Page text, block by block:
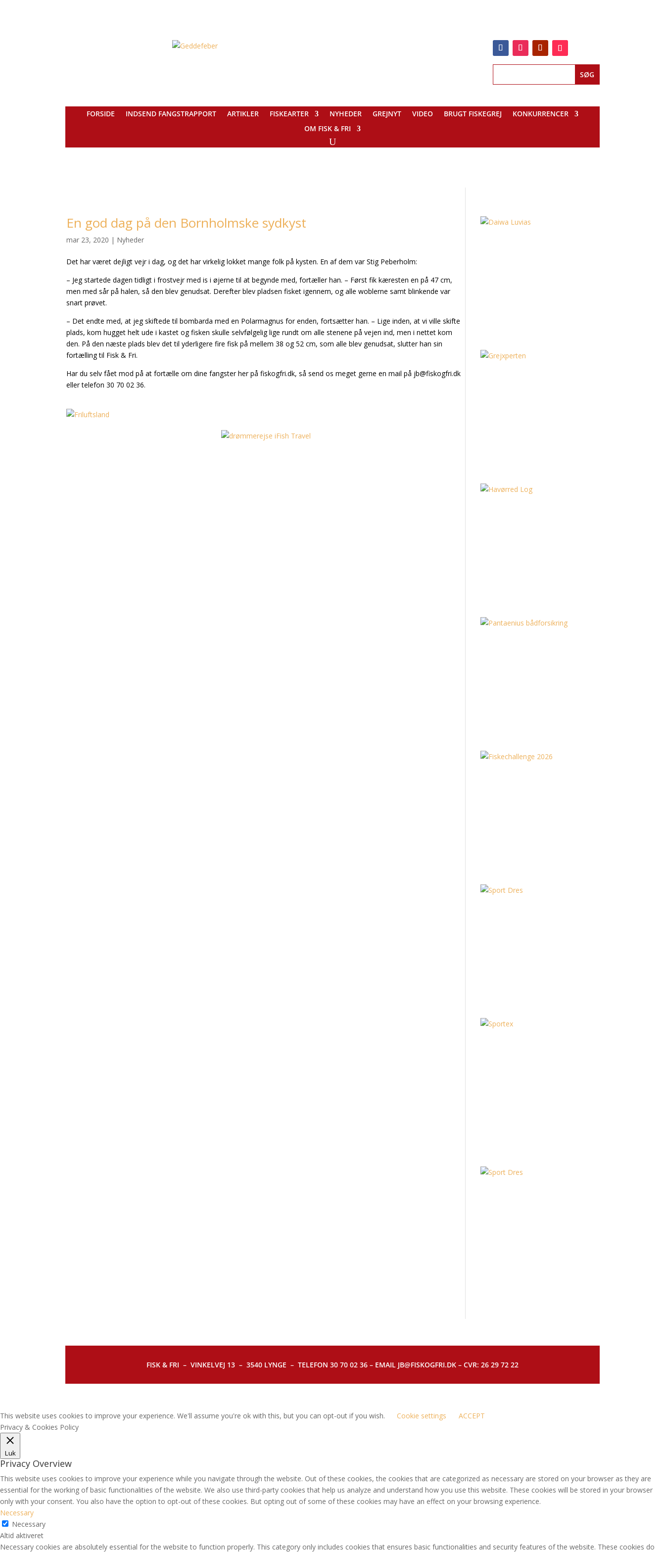
FORSIDE INDSEND FANGSTRAPPORT ARTIKLER FISKEARTER NYHEDER GREJNYT VIDEO BRUGT FISKEGREJ
KONKURRENCER
En god dag på den Bornholmske sydkyst
Det har været dejligt vejr i dag, og det har virkelig lokket mange folk på kysten. En af dem var Stig Peberholm:
men med sår på halen, så den blev genudsat. Derefter blev pladsen fisket igennem, og alle woblerne samt blinkende var
snart prøvet.
– Det endte med, at jeg skiftede til bombarda med en Polarmagnus for enden, fortsætter han. – Lige inden, at vi ville skifte
den. På den næste plads blev det til yderligere fire fisk på mellem 38 og 52 cm, som alle blev genudsat, slutter han sin
fortælling til Fisk & Fri.
Har du selv fået mod på at fortælle om dine fangster her på fiskogfri.dk, så send os meget gerne en mail på
eller telefon 30 70 02 36.
This website uses cookies to improve your experience. We'll assume you're ok with this, but you can opt-out if you wish.
Privacy & Cookies Policy
Luk
Privacy Overview
This website uses cookies to improve your experience while you navigate through the website. Out of these cookies, the cookies that are categorized as necessary are stored on your browser as they are
essential for the working of basic functionalities of the website. We also use third-party cookies that help us analyze and understand how you use this website. These cookies will be stored in your browser
only with your consent. You also have the option to opt-out of these cookies. But opting out of some of these cookies may have an effect on your browsing experience.
Necessary